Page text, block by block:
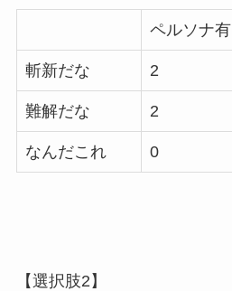
ペルソナ有
斬新だな 2
難解だな 2
なんだこれ 0
【選択肢2】